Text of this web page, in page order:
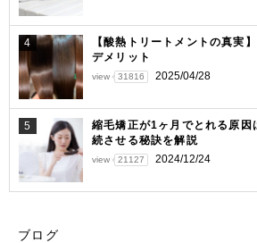
4
【酸熱トリートメントの真実
デメリット
view 31816 2025/04/28
5
縮毛矯正が1ヶ月でとれる原因
続させる秘訣を解説
view 21127 2024/12/24
ブログ